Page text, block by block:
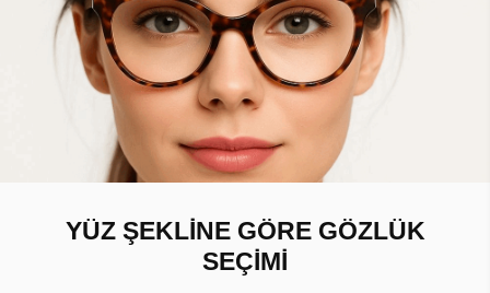
YÜZ ŞEKLİNE GÖRE GÖZLÜK
SEÇİMİ